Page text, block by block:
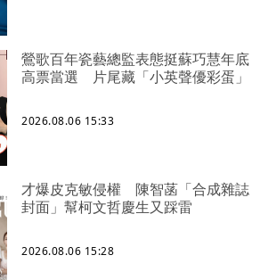
鶯歌百年瓷藝總監表態挺蘇巧慧年底
高票當選 片尾藏「小英聲優彩蛋」
2026.08.06 15:33
才爆皮克敏侵權 陳智菡「合成雜誌
封面」幫柯文哲慶生又踩雷
2026.08.06 15:28